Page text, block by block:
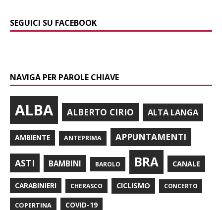
SEGUICI SU FACEBOOK
NAVIGA PER PAROLE CHIAVE
ALBA ALBERTO CIRIO ALTA LANGA
AMBIENTE ANTEPRIMA APPUNTAMENTI
ASTI BAMBINI BAROLO BRA CANALE
CARABINIERI CHERASCO CICLISMO CONCERTO
COPERTINA COVID-19